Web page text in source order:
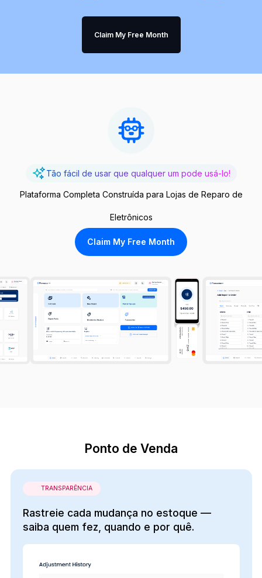
Claim My Free Month
Tão fácil de usar que qualquer um pode usá-lo!
Plataforma Completa Construída para Lojas de Reparo de
Eletrônicos
Claim My Free Month
Ponto de Venda
TRANSPARÊNCIA
Rastreie cada mudança no estoque —
saiba quem fez, quando e por quê.